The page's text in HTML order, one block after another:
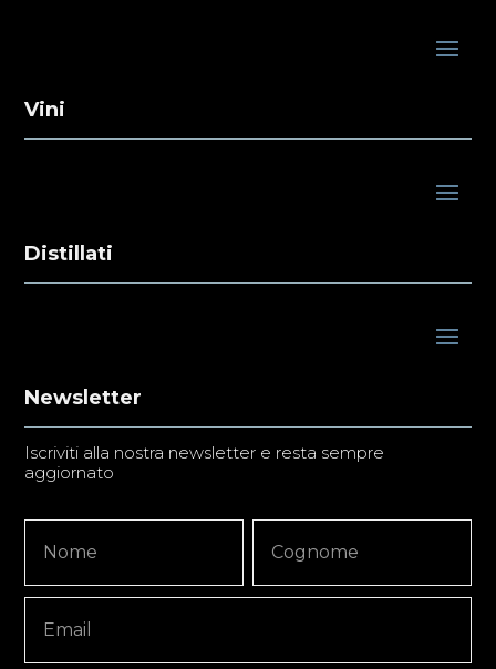
Vini
Distillati
Newsletter
Iscriviti alla nostra newsletter e resta sempre
aggiornato
Signup
Copy